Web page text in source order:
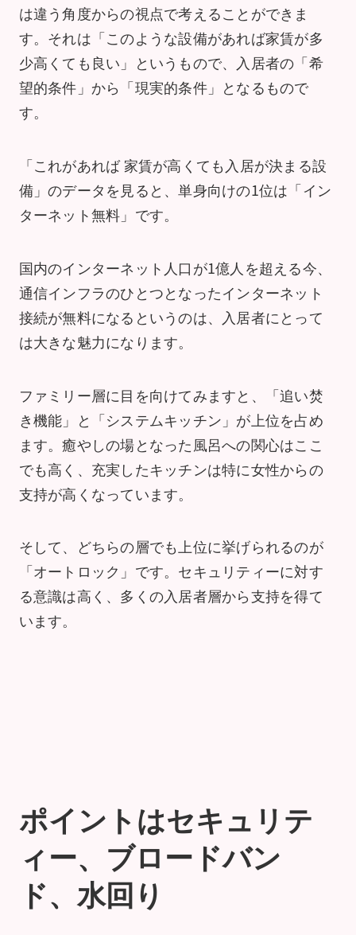
は違う角度からの視点で考えることができま
す。それは「このような設備があれば家賃が多
少高くても良い」というもので、入居者の「希
望的条件」から「現実的条件」となるもので
す。
「これがあれば 家賃が高くても入居が決まる設
備」のデータを見ると、単身向けの1位は「イン
ターネット無料」です。
国内のインターネット人口が1億人を超える今、
通信インフラのひとつとなったインターネット
接続が無料になるというのは、入居者にとって
は大きな魅力になります。
ファミリー層に目を向けてみますと、「追い焚
き機能」と「システムキッチン」が上位を占め
ます。癒やしの場となった風呂への関心はここ
でも高く、充実したキッチンは特に女性からの
支持が高くなっています。
そして、どちらの層でも上位に挙げられるのが
「オートロック」です。セキュリティーに対す
る意識は高く、多くの入居者層から支持を得て
います。
ポイントはセキュリテ
ィー、ブロードバン
ド、水回り